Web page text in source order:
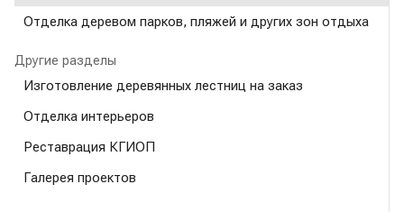
Отделка деревом парков, пляжей и других зон отдыха
Другие разделы
Изготовление деревянных лестниц на заказ
Отделка интерьеров
Реставрация КГИОП
Галерея проектов